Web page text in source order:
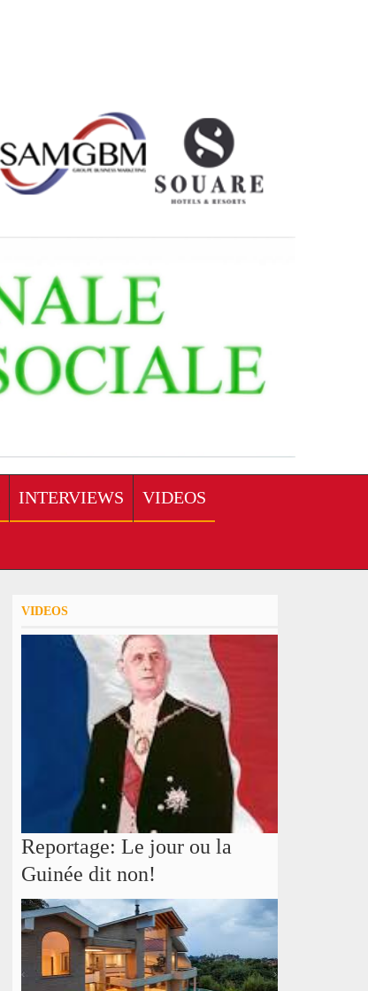
INTERVIEWS VIDEOS
VIDEOS
Reportage: Le jour ou la
Guinée dit non!